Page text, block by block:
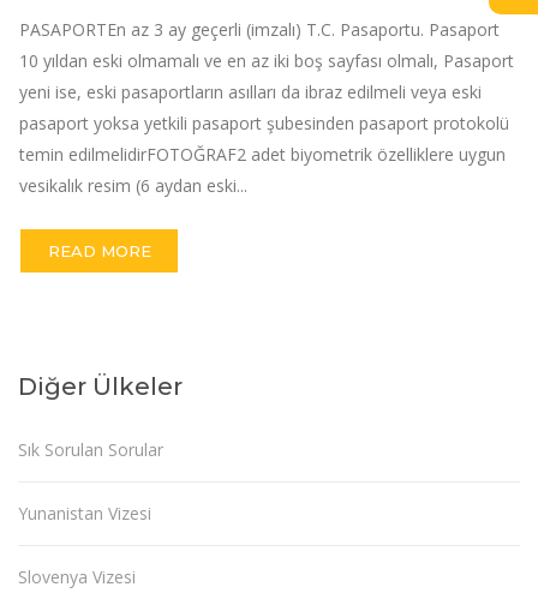
PASAPORTEn az 3 ay geçerli (imzalı) T.C. Pasaportu. Pasaport
10 yıldan eski olmamalı ve en az iki boş sayfası olmalı, Pasaport
yeni ise, eski pasaportların asılları da ibraz edilmeli veya eski
pasaport yoksa yetkili pasaport şubesinden pasaport protokolü
temin edilmelidirFOTOĞRAF2 adet biyometrik özelliklere uygun
vesikalık resim (6 aydan eski...
READ MORE
Diğer Ülkeler
Sık Sorulan Sorular
Yunanistan Vizesi
Slovenya Vizesi